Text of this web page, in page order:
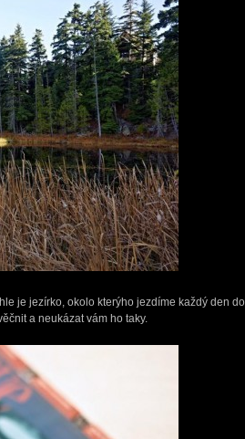
je jezírko, okolo kterýho jezdíme každý den
a neukázat vám ho taky.